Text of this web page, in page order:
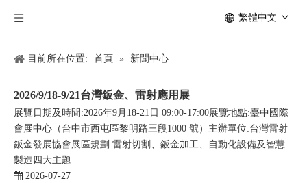
繁體中文
目前所在位置: 首頁 » 新聞中心
2026/9/18-9/21台灣鈑金、雷射應用展
展覽日期及時間:2026年9月18-21日 09:00-17:00展覽地點:臺中國際
會展中心（台中市西屯區黎明路三段1000 號）主辦單位:台灣雷射
鈑金發展協會展區規劃:雷射切割、鈑金加工、自動化設備及智慧
製造四大主題
2026-07-27